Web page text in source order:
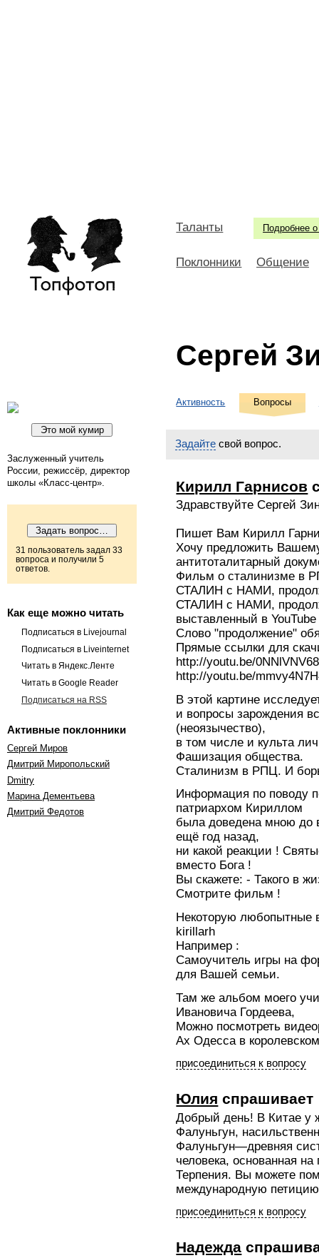
Подробнее о
Таланты
Поклонники Общение
Сергей
Заслуженный учитель
России, режиссёр, директор
школы «Класс-центр».
31 пользователь задал 33
вопроса и получили 5
ответов.
Как еще можно читать
Подписаться в Livejournal
Подписаться в Liveinternet
Читать в Яндекс.Ленте
Читать в Google Reader
Подписаться на RSS
Активные поклонники
Сергей Миров
Дмитрий Миропольский
Dmitry
Марина Дементьева
Дмитрий Федотов
Активность Вопросы
Задайте свой вопрос.
Кирилл Гарнисов
Здравствуйте Сергей
Пишет Вам Кирилл
Хочу предложить
антитоталитарный
Фильм о сталинизме в
СТАЛИН с НАМИ,
СТАЛИН с НАМИ,
выставленный в YouTube
Слово "продолжение"
Прямые ссылки для
http://youtu.be/
http://youtu.be/
В этой картине
и вопросы зарождения
(неоязычество),
в том числе и культа
Фашизация общества.
Сталинизм в РПЦ. И
Информация по
патриархом Кириллом
была доведена мною до
ещё год назад,
ни какой реакции !
вместо Бога !
Вы скажете: - Такого в
Смотрите фильм !
Некоторую
kirillarh
Например :
Самоучитель игры на
для Вашей семьи.
Там же альбом моего
Ивановича Гордеева,
Можно посмотреть
Ах Одесса в
присоединиться к вопросу
Юлия спрашивает
Добрый день! В Китае у
Фалуньгун,
Фалуньгун—древняя
человека, основанная
Терпения. Вы можете
международную
присоединиться к вопросу
Надежда